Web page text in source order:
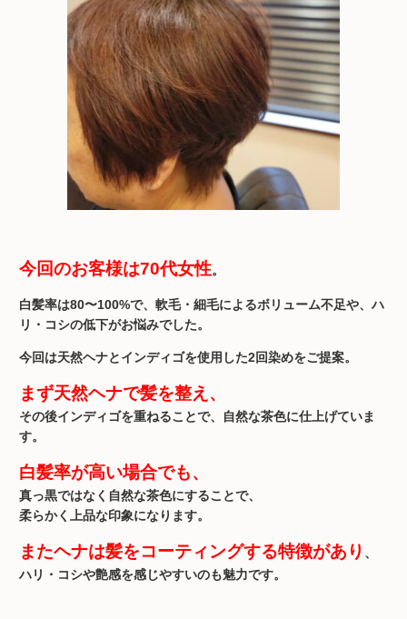
今回のお客様は70代女性。
白髪率は80〜100%で、軟毛・細毛によるボリューム不足や、ハ
リ・コシの低下がお悩みでした。
今回は天然ヘナとインディゴを使用した2回染めをご提案。
まず天然ヘナで髪を整え、
その後インディゴを重ねることで、自然な茶色に仕上げていま
す。
白髪率が高い場合でも、
真っ黒ではなく自然な茶色にすることで、
柔らかく上品な印象になります。
またヘナは髪をコーティングする特徴があり 、
ハリ・コシや艶感を感じやすいのも魅力です。